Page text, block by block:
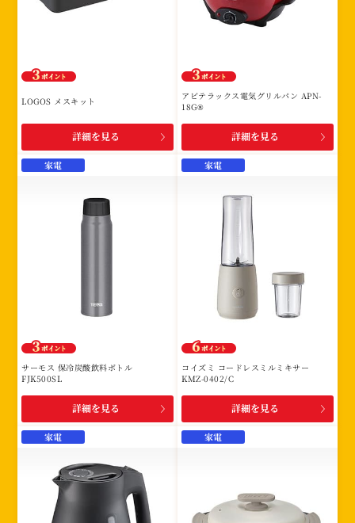
LOGOS メスキット
詳細を見る
アビテラックス電気グリルパン APN-
18G®
詳細を見る
家電
サーモス 保冷炭酸飲料ボトル
FJK500SL
詳細を見る
家電
コイズミ コードレスミルミキサー
KMZ-0402/C
詳細を見る
家電 家電